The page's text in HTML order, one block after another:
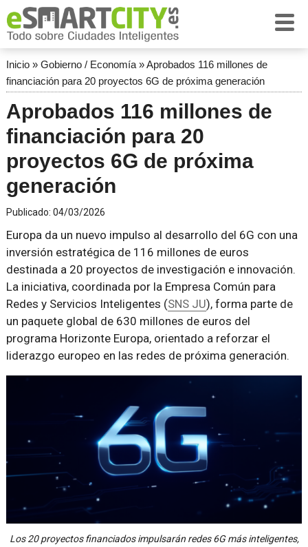
Inicio» Gobierno / Economía»Aprobados 116 millones de
financiación para 20 proyectos 6G de próxima generación
Aprobados 116 millones de
financiación para 20
proyectos 6G de próxima
generación
Publicado: 04/03/2026
Europa da un nuevo impulso al desarrollo del 6G con una
inversión estratégica de 116 millones de euros
destinada a 20 proyectos de investigación e innovación.
La iniciativa, coordinada por la Empresa Común para
Redes y Servicios Inteligentes (SNS JU), forma parte de
un paquete global de 630 millones de euros del
programa Horizonte Europa, orientado a reforzar el
liderazgo europeo en las redes de próxima generación.
Los 20 proyectos financiados impulsarán redes 6G más inteligentes,